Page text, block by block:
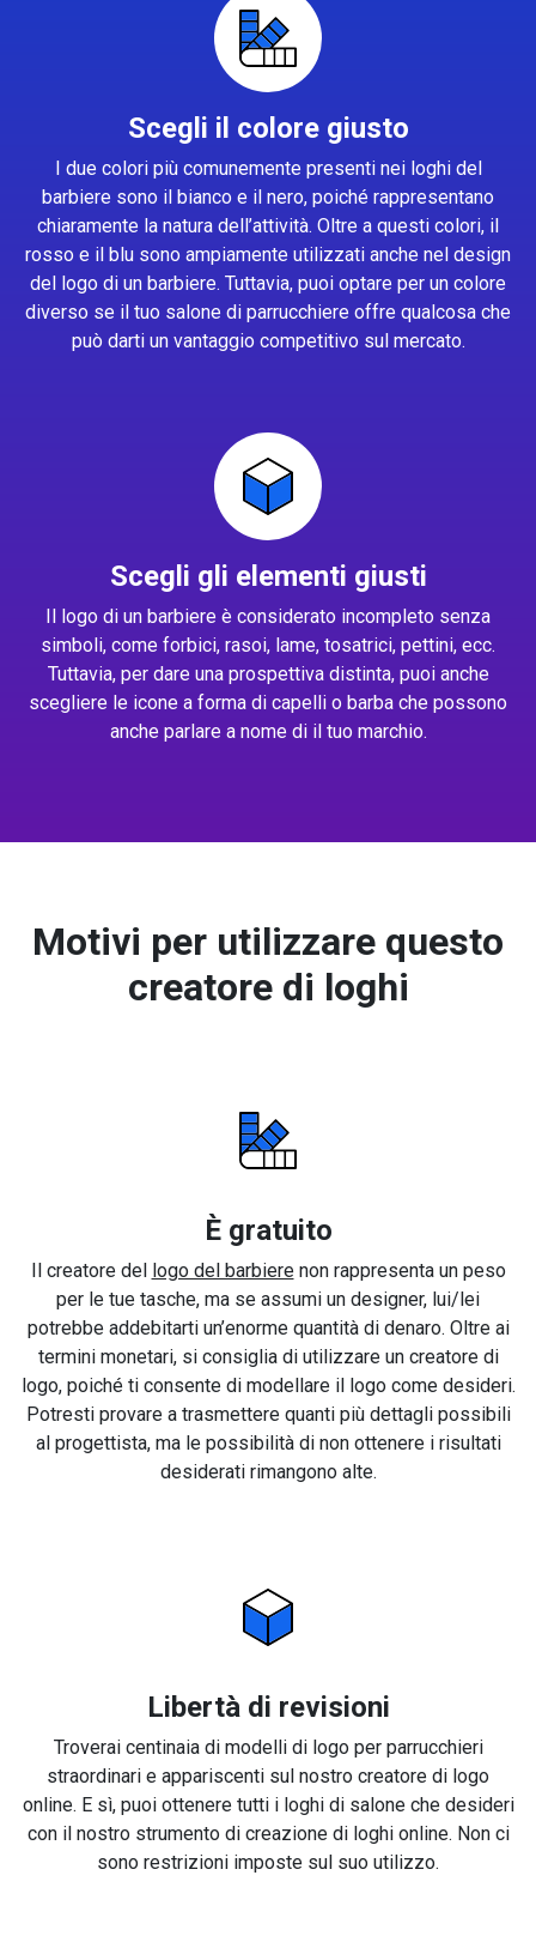
Scegli il colore giusto
I due colori più comunemente presenti nei loghi del
barbiere sono il bianco e il nero, poiché rappresentano
chiaramente la natura dell’attività. Oltre a questi colori, il
rosso e il blu sono ampiamente utilizzati anche nel design
del logo di un barbiere. Tuttavia, puoi optare per un colore
diverso se il tuo salone di parrucchiere offre qualcosa che
può darti un vantaggio competitivo sul mercato.
Scegli gli elementi giusti
Il logo di un barbiere è considerato incompleto senza
simboli, come forbici, rasoi, lame, tosatrici, pettini, ecc.
Tuttavia, per dare una prospettiva distinta, puoi anche
scegliere le icone a forma di capelli o barba che possono
anche parlare a nome di il tuo marchio.
Motivi per utilizzare questo
creatore di loghi
È gratuito
Il creatore del logo del barbierenon rappresenta un peso
per le tue tasche, ma se assumi un designer, lui/lei
potrebbe addebitarti un’enorme quantità di denaro. Oltre ai
termini monetari, si consiglia di utilizzare un creatore di
logo, poiché ti consente di modellare il logo come desideri.
Potresti provare a trasmettere quanti più dettagli possibili
al progettista, ma le possibilità di non ottenere i risultati
desiderati rimangono alte.
Libertà di revisioni
Troverai centinaia di modelli di logo per parrucchieri
straordinari e appariscenti sul nostro creatore di logo
online. E sì, puoi ottenere tutti i loghi di salone che desideri
con il nostro strumento di creazione di loghi online. Non ci
sono restrizioni imposte sul suo utilizzo.